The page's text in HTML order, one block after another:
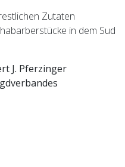
Zutaten
in dem Sud
J. Pferzinger